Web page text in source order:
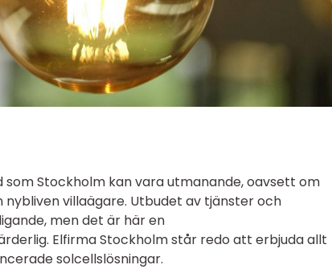
Stockholm kan vara utmanande, oavsett om
villaägare. Utbudet av tjänster och
men det är här en
Elfirma Stockholm står redo att erbjuda allt
solcellslösningar.